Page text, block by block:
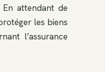
attendant de
les biens
l’assurance